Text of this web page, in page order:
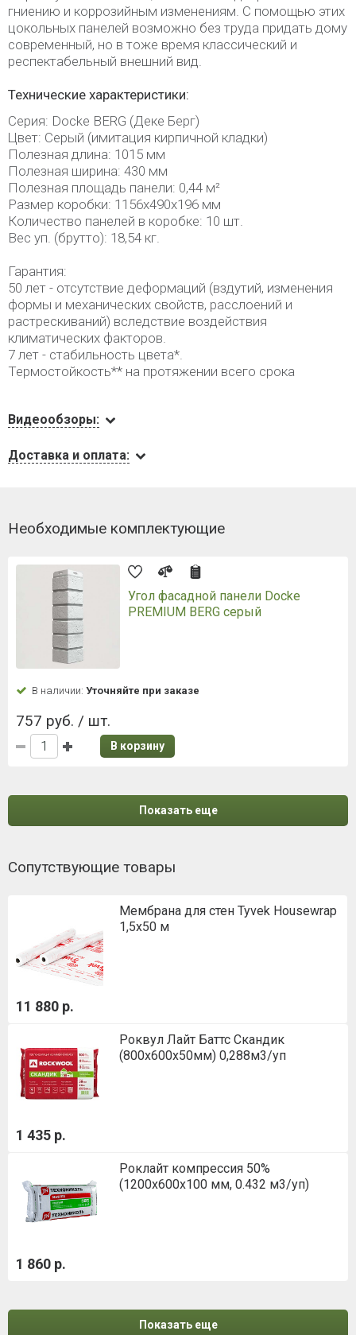
гниению и коррозийным изменениям. С помощью этих
цокольных панелей возможно без труда придать дому
современный, но в тоже время классический и
респектабельный внешний вид.
Технические характеристики:
Серия: Docke BERG (Деке Берг)
Цвет: Серый (имитация кирпичной кладки)
Полезная длина: 1015 мм
Полезная ширина: 430 мм
Полезная площадь панели: 0,44 м²
Размер коробки: 1156х490х196 мм
Количество панелей в коробке: 10 шт.
Вес уп. (брутто): 18,54 кг.
Гарантия:
50 лет - отсутствие деформаций (вздутий, изменения
формы и механических свойств, расслоений и
растрескиваний) вследствие воздействия
климатических факторов.
7 лет - стабильность цвета*.
Термостойкость** на протяжении всего срока
Видеообзоры:
Доставка и оплата:
Необходимые комплектующие
Угол фасадной панели Docke
PREMIUM BERG серый
В наличии: Уточняйте при заказе
757 руб. / шт.
В корзину
Показать еще
Сопутствующие товары
Мембрана для стен Tyvek Housewrap
1,5х50 м
11 880 р.
Роквул Лайт Баттс Скандик
(800х600х50мм) 0,288м3/уп
1 435 р.
Роклайт компрессия 50%
(1200х600х100 мм, 0.432 м3/уп)
1 860 р.
Показать еще